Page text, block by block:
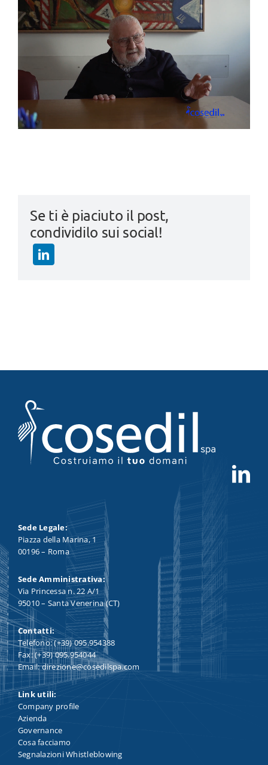
Se ti è piaciuto il post,
condividilo sui social!
Sede Legale:
Piazza della Marina, 1
00196 – Roma
Sede Amministrativa:
Via Princessa n. 22 A/1
95010 – Santa Venerina (CT)
Contatti:
Telefono: (+39) 095.954388
Fax: (+39) 095.954044
Email: direzione@cosedilspa.com
Link utili:
Company profile
Azienda
Governance
Cosa facciamo
Segnalazioni Whistleblowing